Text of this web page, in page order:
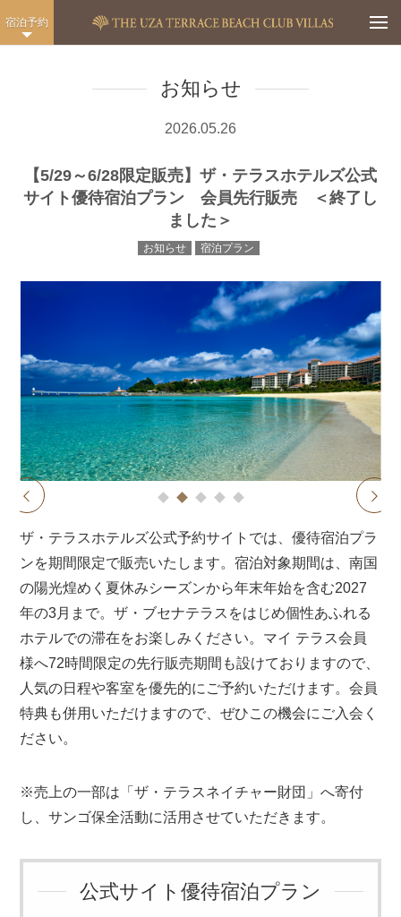
お知らせ
2026.05.26
【5/29～6/28限定販売】ザ・テラスホテルズ公式
サイト優待宿泊プラン 会員先行販売 ＜終了し
ました＞
お知らせ 宿泊プラン
prev next
ザ・テラスホテルズ公式予約サイトでは、優待宿泊プラ
ンを期間限定で販売いたします。宿泊対象期間は、南国
の陽光煌めく夏休みシーズンから年末年始を含む2027
年の3月まで。ザ・ブセナテラスをはじめ個性あふれる
ホテルでの滞在をお楽しみください。マイ テラス会員
様へ72時間限定の先行販売期間も設けておりますので、
人気の日程や客室を優先的にご予約いただけます。会員
特典も併用いただけますので、ぜひこの機会にご入会く
ださい。
※売上の一部は「ザ・テラスネイチャー財団」へ寄付
し、サンゴ保全活動に活用させていただきます。
公式サイト優待宿泊プラン
宿泊予約